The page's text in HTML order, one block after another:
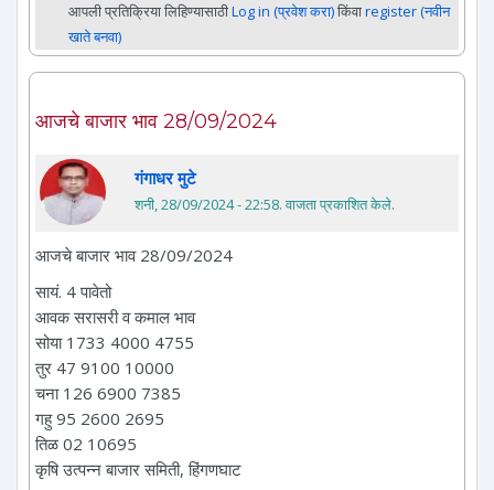
आपली प्रतिक्रिया लिहिण्यासाठीLog in (प्रवेश करा)किंवाregister (नवीन
खाते बनवा)
आजचे बाजार भाव 28/09/2024
गंगाधर मुटे
शनी, 28/09/2024 - 22:58. वाजता प्रकाशित केले.
आजचे बाजार भाव 28/09/2024
सायं. 4 पावेतो
आवक सरासरी व कमाल भाव
सोया 1733 4000 4755
तुर 47 9100 10000
चना 126 6900 7385
गहु 95 2600 2695
तिळ 02 10695
कृषि उत्पन्न बाजार समिती, हिंगणघाट